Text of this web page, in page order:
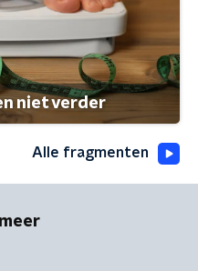
niet verder
Alle fragmenten